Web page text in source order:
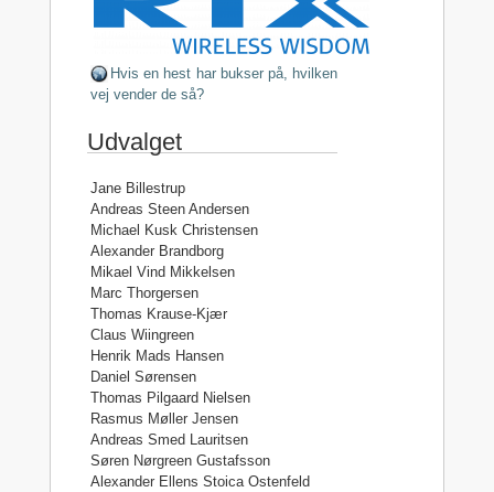
Hvis en hest har bukser på, hvilken
vej vender de så?
Udvalget
Jane Billestrup
Andreas Steen Andersen
Michael Kusk Christensen
Alexander Brandborg
Mikael Vind Mikkelsen
Marc Thorgersen
Thomas Krause-Kjær
Claus Wiingreen
Henrik Mads Hansen
Daniel Sørensen
Thomas Pilgaard Nielsen
Rasmus Møller Jensen
Andreas Smed Lauritsen
Søren Nørgreen Gustafsson
Alexander Ellens Stoica Ostenfeld